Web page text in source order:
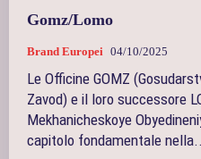
Gomz/Lomo
Brand Europei 04/10/2025
Le Officine GOMZ
Zavod) e il loro successore
Mekhanicheskoye
capitolo fondamentale